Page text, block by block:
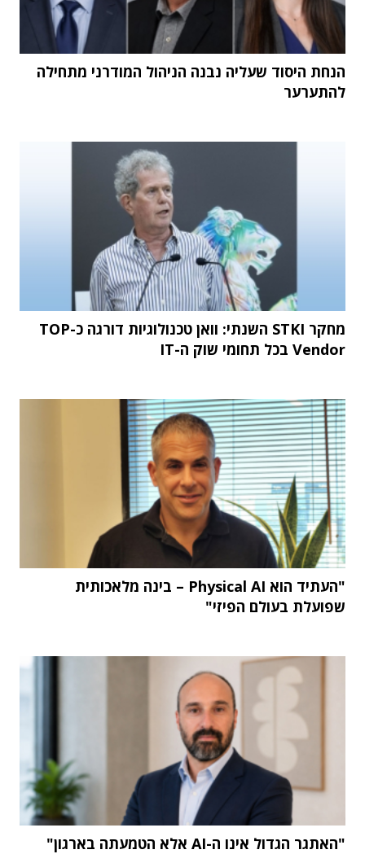
הנחת היסוד שעליה נבנה הניהול המודרני מתחילה
להתערער
מחקר STKI השנתי: וואן טכנולוגיות דורגה כ-TOP
Vendor בכל תחומי שוק ה-IT
"העתיד הוא Physical AI – בינה מלאכותית
שפועלת בעולם הפיזי"
"האתגר הגדול אינו ה-AI אלא הטמעתה בארגון"